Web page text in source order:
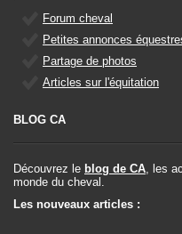
Forum cheval
Petites annonces
Partage de photos
Articles sur l'équitation
BLOG CA
Découvrez le blog de CA , les
monde du cheval.
Les nouveaux articles :